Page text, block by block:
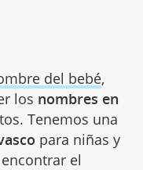
del bebé,
los nombres en
Tenemos una
para niñas y
el